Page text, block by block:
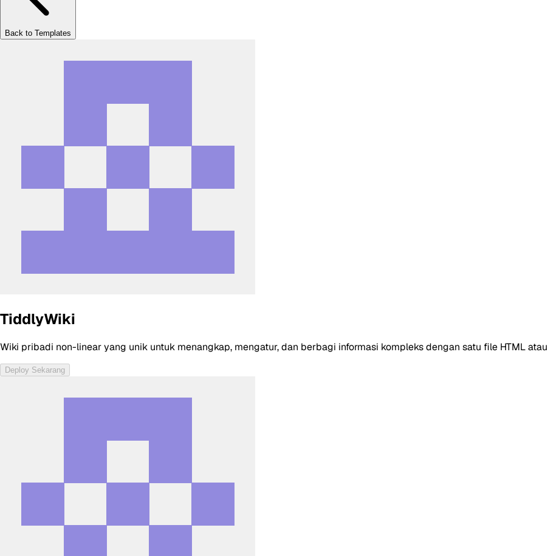
Back to Templates
TiddlyWiki
Wiki pribadi non-linear yang unik untuk menangkap, mengatur, dan berbagi informasi kompleks dengan satu file HTML
Deploy Sekarang